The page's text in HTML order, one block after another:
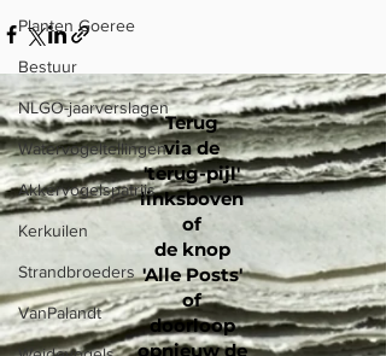
Planten Goeree
Bestuur
NLGO-jaarverslagen
Watervogeltellingen
Akkervogelspatrijs
Kerkuilen
Strandbroeders
VanPalandt
Terug
via de
'terug-pijl'
linksboven
of
de knop
'Alle Posts'
of
doorloop
opnieuw de